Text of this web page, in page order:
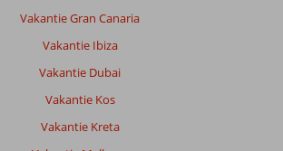
Vakantie Gran Canaria
Vakantie Ibiza
Vakantie Dubai
Vakantie Kos
Vakantie Kreta